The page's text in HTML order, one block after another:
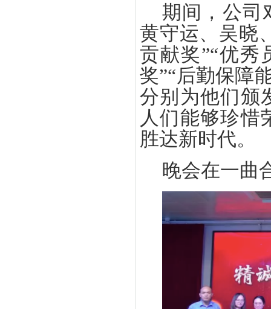
期间，公司
黄守运、吴晓
贡献奖”“优秀
奖”“后勤保障
分别为他们颁
人们能够珍惜
胜达新时代。
晚会在一曲